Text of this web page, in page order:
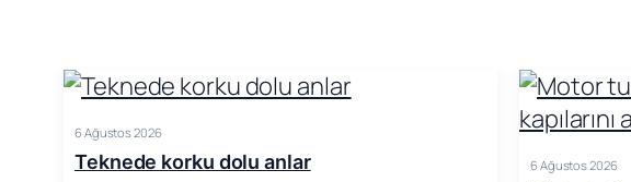
6 Ağustos 2026
Teknede korku dolu anlar 6 Ağustos 2026